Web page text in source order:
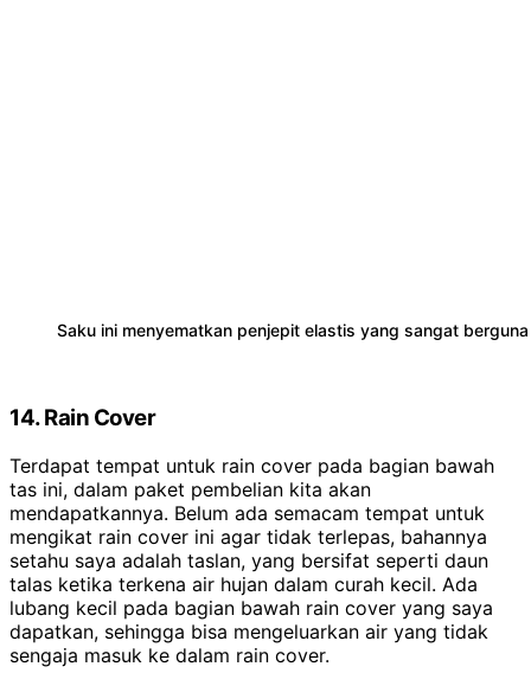
Saku ini menyematkan penjepit elastis yang sangat berguna
14. Rain Cover
Terdapat tempat untuk rain cover pada bagian bawah
tas ini, dalam paket pembelian kita akan
mendapatkannya. Belum ada semacam tempat untuk
mengikat rain cover ini agar tidak terlepas, bahannya
setahu saya adalah taslan, yang bersifat seperti daun
talas ketika terkena air hujan dalam curah kecil. Ada
lubang kecil pada bagian bawah rain cover yang saya
dapatkan, sehingga bisa mengeluarkan air yang tidak
sengaja masuk ke dalam rain cover.